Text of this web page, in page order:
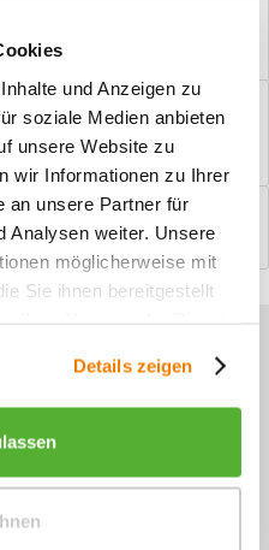
und Anzeigen zu
soziale Medien anbieten
unsere Website zu
wir Informationen zu Ihrer
an unsere Partner für
Analysen weiter. Unsere
möglicherweise mit
Sie ihnen bereitgestellt
Details zeigen
konfigurieren und
diskutieren...mehr
zu unseren
Mo - Do, 09:00 - 16:00 Uhr
und Fr, 09:00 - 13:00 Uhr